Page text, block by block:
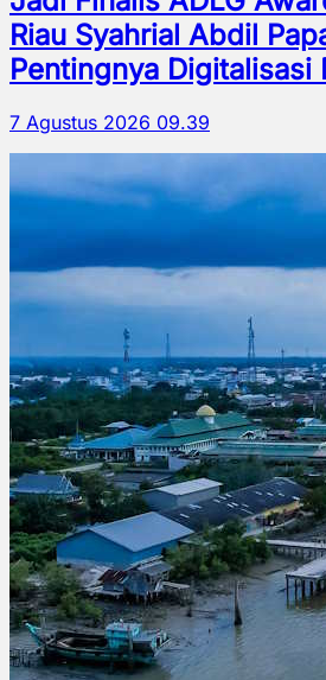
Riau Syahrial Abdil
Pentingnya Digitalisasi
7 Agustus 2026 09.39